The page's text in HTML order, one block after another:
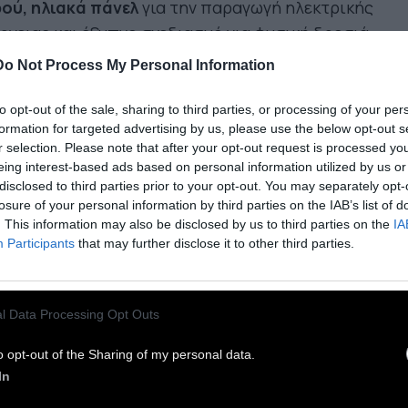
Not Process My Personal Information
opt-out of the sale, sharing to third parties, or processing of your
for targeted advertising by us, please use the below opt-out
selection. Please note that after your opt-out request is processed
interest-based ads based on personal information utilized by us
to third parties prior to your opt-out. You may separately
of your personal information by third parties on the IAB’s list of
This information may also be disclosed by us to third parties on the
Participants that may further disclose it to other third parties.
Data Processing Opt Outs
opt-out of the Sharing of my personal data.
ηλιακά πάνελγια την παραγωγή ηλεκτρικής
και έξυπνο σχεδιασμό για φυσική δροσιά.
το χρόνο ανάμεσα σε 17-24 βαθμούς Κελσίου.
συμβαίνει διότι τα λάστιχα και ο πηλός που
τους εξωτερικούς τοίχου, είναι άφλεκτα
-αλλά και εν μέρει διότι ένα μέρος του
μπορεί είναι χτισμένο κάτω από την
της γης, σαν κελάρι. Συχνά υπάρχουν και
Οι εσωτερικοί τοίχοι κατασκευάζονται
από κουτάκια αλουμινίου και γυάλινα
αλλά και φως.